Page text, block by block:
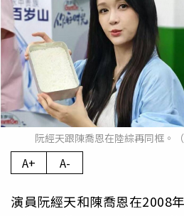
阮經天跟陳喬恩在陸綜再同框。
A+ A-
演員阮經天和陳喬恩在2008